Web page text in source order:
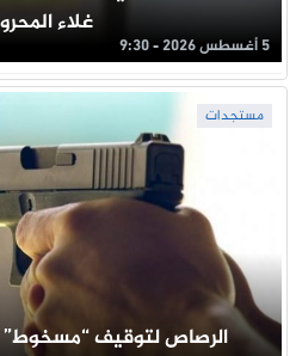
غلاء
5 أغسطس 2026 - 9:30
مستجدات
الرصاص لتوقيف “مسخوط”